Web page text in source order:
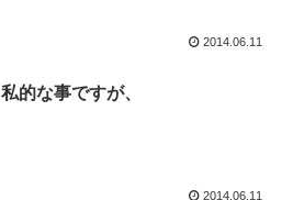
2014.06.11
私的な事ですが、
2014.06.11